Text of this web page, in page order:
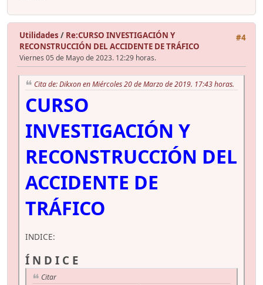
#4
Utilidades / Re:CURSO INVESTIGACIÓN Y
RECONSTRUCCIÓN DEL ACCIDENTE DE TRÁFICO
Viernes 05 de Mayo de 2023. 12:29 horas.
Cita de: Dikxon en Miércoles 20 de Marzo de 2019. 17:43 horas.
CURSO
INVESTIGACIÓN Y
RECONSTRUCCIÓN DEL
ACCIDENTE DE
TRÁFICO
INDICE:
Í N D I C E
Citar